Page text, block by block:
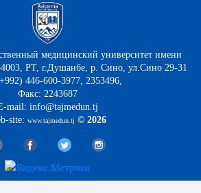
медицинский университет имени
РТ, г.Душанбе, р. Сино, ул.Сино 29-31
446-600-3977, 2353496,
Факс: 2243687
mail: info@tajmedun.tj
site: www.tajmedun.tj © 2026